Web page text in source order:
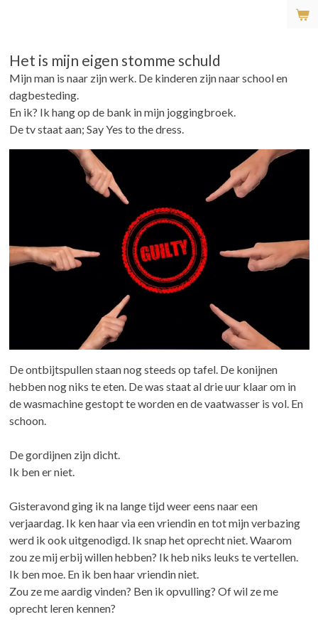
de
hoofdinhoud
Het is mijn eigen stomme schuld
Mijn man is naar zijn werk. De kinderen zijn naar school en
dagbesteding.
En ik? Ik hang op de bank in mijn joggingbroek.
De tv staat aan; Say Yes to the dress.
De ontbijtspullen staan nog steeds op tafel. De konijnen
hebben nog niks te eten. De was staat al drie uur klaar om in
de wasmachine gestopt te worden en de vaatwasser is vol. En
schoon.
De gordijnen zijn dicht.
Ik ben er niet.
Gisteravond ging ik na lange tijd weer eens naar een
verjaardag. Ik ken haar via een vriendin en tot mijn verbazing
werd ik ook uitgenodigd. Ik snap het oprecht niet. Waarom
zou ze mij erbij willen hebben? Ik heb niks leuks te vertellen.
Ik ben moe. En ik ben haar vriendin niet.
Zou ze me aardig vinden? Ben ik opvulling? Of wil ze me
oprecht leren kennen?